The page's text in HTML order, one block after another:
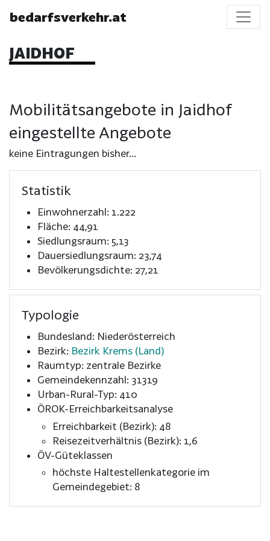
bedarfsverkehr.at
JAIDHOF
Mobilitätsangebote in Jaidhof
eingestellte Angebote
keine Eintragungen bisher...
Statistik
Einwohnerzahl: 1.222
Fläche: 44,91
Siedlungsraum: 5,13
Dauersiedlungsraum: 23,74
Bevölkerungsdichte: 27,21
Typologie
Bundesland: Niederösterreich
Bezirk: Bezirk Krems (Land)
Raumtyp: zentrale Bezirke
Gemeindekennzahl: 31319
Urban-Rural-Typ: 410
ÖROK-Erreichbarkeitsanalyse
Erreichbarkeit (Bezirk): 48
Reisezeitverhältnis (Bezirk): 1,6
ÖV-Güteklassen
höchste Haltestellenkategorie im
Gemeindegebiet: 8